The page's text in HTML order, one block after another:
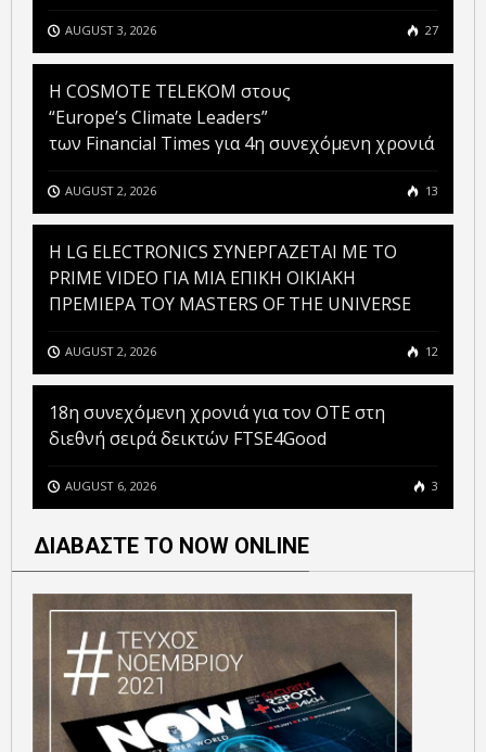
AUGUST 3, 2026 27
Η COSMOTE TELEKOM στους
“Europe’s Climate Leaders”
των Financial Times για 4η συνεχόμενη χρονιά
AUGUST 2, 2026 13
H LG ELECTRONICS ΣΥΝΕΡΓΑΖΕΤΑΙ ΜΕ ΤΟ
PRIME VIDEO ΓΙΑ ΜΙΑ ΕΠΙΚΗ ΟΙΚΙΑΚΗ
ΠΡΕΜΙΕΡΑ ΤΟΥ MASTERS OF THE UNIVERSE
AUGUST 2, 2026 12
18η συνεχόμενη χρονιά για τον ΟΤΕ στη
διεθνή σειρά δεικτών FTSE4Good
AUGUST 6, 2026 3
ΔΙΑΒΑΣΤΕ ΤΟ NOW ONLINE